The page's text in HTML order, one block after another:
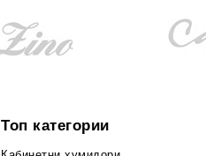
Топ категории